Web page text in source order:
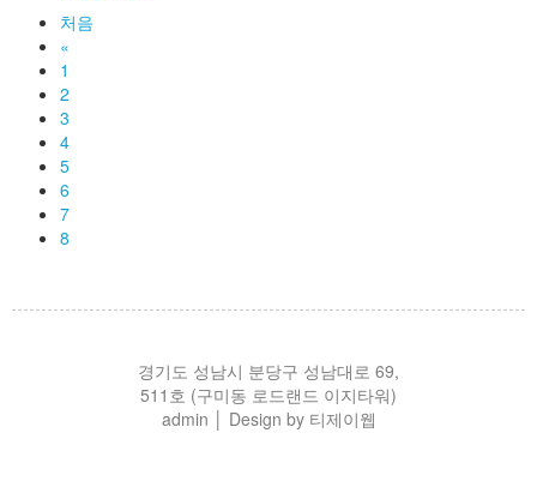
처음
«
1
2
3
4
5
6
7
8
경기도 성남시 분당구 성남대로 69,
511호 (구미동 로드랜드 이지타워)
admin │ Design by 티제이웹